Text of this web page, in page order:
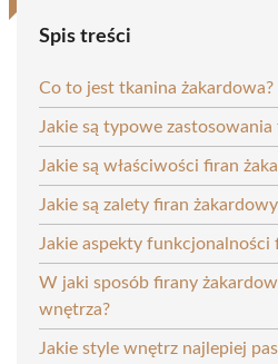
Spis treści
Co to jest tkanina żakardowa?
Jakie są typowe
Jakie są właściwości firan
Jakie są zalety firan
Jakie aspekty funkcjonalności
W jaki sposób firany
wnętrza?
Jakie style wnętrz najlepiej